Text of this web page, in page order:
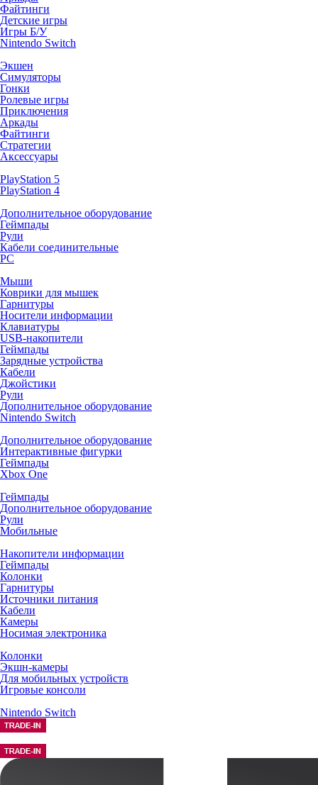
Файтинги
Детские игры
Игры Б/У
Nintendo Switch
Экшен
Симуляторы
Гонки
Ролевые игры
Приключения
Аркады
Файтинги
Стратегии
Аксессуары
PlayStation 5
PlayStation 4
Дополнительное оборудование
Геймпады
Рули
Кабели соединительные
PC
Мыши
Коврики для мышек
Гарнитуры
Носители информации
Клавиатуры
USB-накопители
Геймпады
Зарядные устройства
Кабели
Джойстики
Рули
Дополнительное оборудование
Nintendo Switch
Дополнительное оборудование
Интерактивные фигурки
Геймпады
Xbox One
Геймпады
Дополнительное оборудование
Рули
Мобильные
Накопители информации
Геймпады
Колонки
Гарнитуры
Источники питания
Кабели
Камеры
Носимая электроника
Колонки
Экшн-камеры
Для мобильных устройств
Игровые консоли
Nintendo Switch